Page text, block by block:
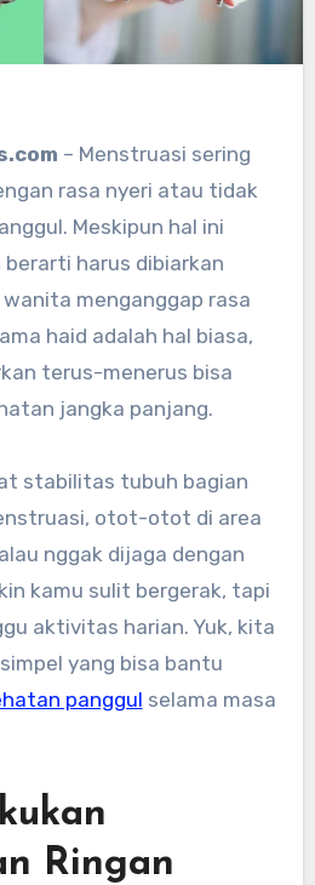
– Menstruasi sering
rasa nyeri atau tidak
Meskipun hal ini
berarti harus dibiarkan
menganggap rasa
haid adalah hal biasa,
terus-menerus bisa
jangka panjang.
stabilitas tubuh bagian
otot-otot di area
nggak dijaga dengan
kamu sulit bergerak, tapi
aktivitas harian. Yuk, kita
yang bisa bantu
panggul selama masa
Ringan